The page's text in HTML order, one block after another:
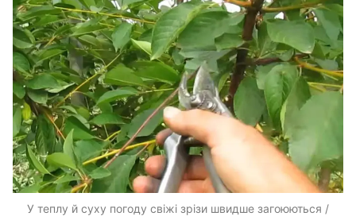
У теплу й суху погоду свіжі зрізи швидше загоюються /